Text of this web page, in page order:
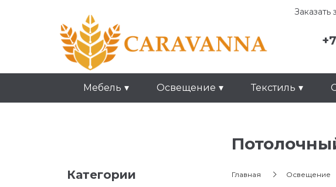
Заказать
Мебель Освещение Текстиль
Категории Главная Освещение